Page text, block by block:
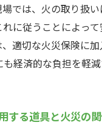
のプラン比較と選び
に必要な書類と手続
に加入する際の注意
開始前に保険加入を
アースが解説する解
では、火の取り扱
に従うことによっ
適切な火災保険に加
経済的な負担を軽
する道具と火災の